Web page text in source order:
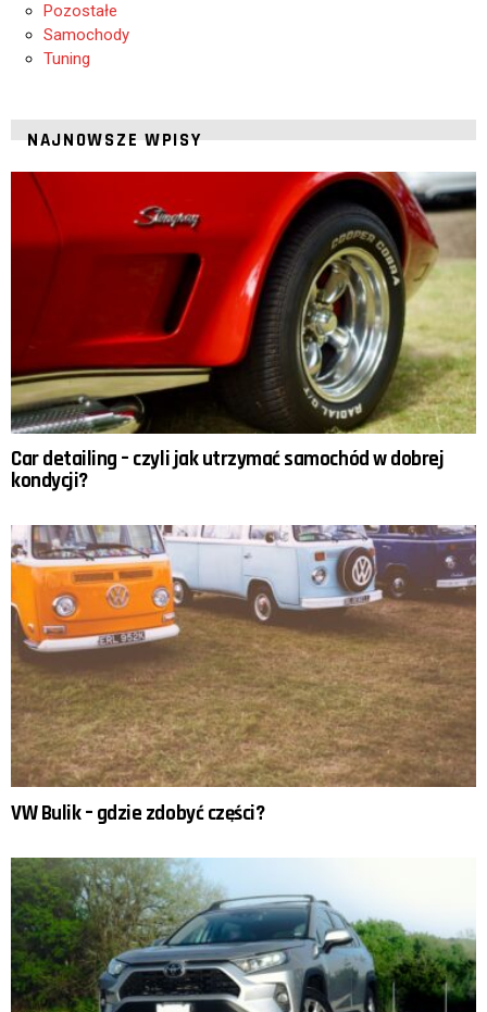
Pozostałe
Samochody
Tuning
NAJNOWSZE WPISY
Car detailing – czyli jak utrzymać samochód w dobrej
kondycji?
VW Bulik – gdzie zdobyć części?